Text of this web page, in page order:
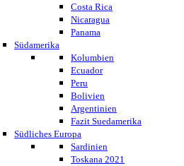
Costa Rica
Nicaragua
Panama
Südamerika
Kolumbien
Ecuador
Peru
Bolivien
Argentinien
Fazit Suedamerika
Südliches Europa
Sardinien
Toskana 2021